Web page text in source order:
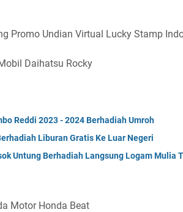
Promo Undian Virtual Lucky Stamp
Daihatsu Rocky
Reddi 2023 - 2024 Berhadiah Umroh
Liburan Gratis Ke Luar Negeri
Untung Berhadiah Langsung Logam Mulia
Motor Honda Beat